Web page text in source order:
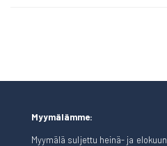
Myymälämme:
Myymälä suljettu heinä- ja elokuun